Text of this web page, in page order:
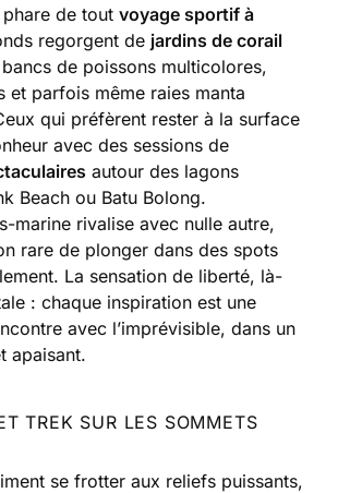
de tout voyage sportif à
regorgent de jardins de corail
de poissons multicolores,
et parfois même raies manta
qui préfèrent rester à la surface
avec des sessions de
autour des lagons
Beach ou Batu Bolong.
marine rivalise avec nulle autre,
rare de plonger dans des spots
La sensation de liberté, là-
: chaque inspiration est une
avec l’imprévisible, dans un
apaisant.
TREK SUR LES SOMMETS
se frotter aux reliefs puissants,